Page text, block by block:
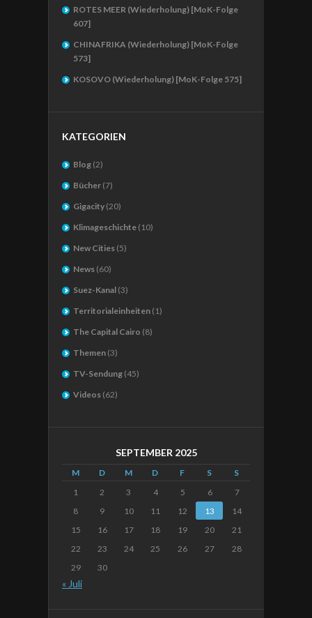
ROTES MEER (Wiederholung) [MoK-Folge
607]
CHINAFRIKA (Wiederholung) [MoK-Folge
573]
KOSOVO (Wiederholung) [MoK-Folge 575]
KATEGORIEN
Blog (2)
Bücher (7)
Gigacity (20)
Klimageschichte (10)
New Cities (5)
News (60)
Suez-Kanal (3)
Territorialeinheiten (1)
The Capital Cairo (8)
Themen (3)
TV-Sendung (45)
Videos (62)
SEPTEMBER 2025
M D M D F S
S
1
2 3 4 5 6
7
8
9 10 11 12 13
14
15
16 17 18 19 20
21
22
23 24 25 26 27
28
29
30
« Juli